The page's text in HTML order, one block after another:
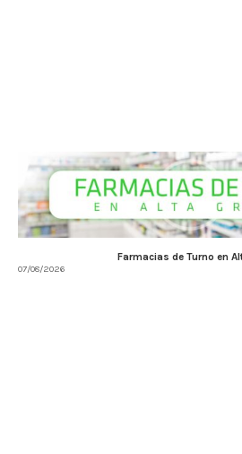
Farmacias de Turno en
07/08/2026